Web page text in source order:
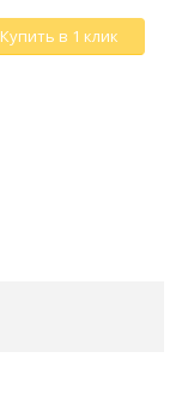
Купить в 1 клик